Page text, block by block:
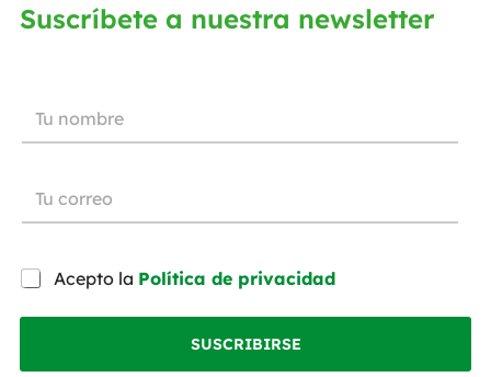
Suscríbete a nuestra newsletter
Acepto la Política de privacidad
SUSCRIBIRSE